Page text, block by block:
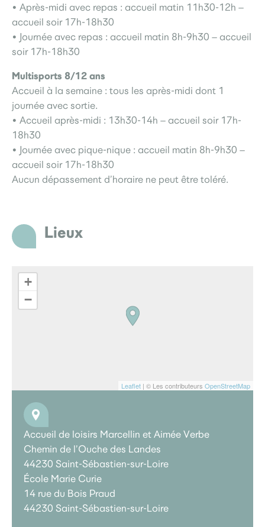
• Après-midi avec repas : accueil matin 11h30-12h –
accueil soir 17h-18h30
• Journée avec repas : accueil matin 8h-9h30 – accueil
soir 17h-18h30
Multisports 8/12 ans
Accueil à la semaine : tous les après-midi dont 1
journée avec sortie.
• Accueil après-midi : 13h30-14h – accueil soir 17h-
18h30
• Journée avec pique-nique : accueil matin 8h-9h30 –
accueil soir 17h-18h30
Aucun dépassement d’horaire ne peut être toléré.
Lieux
Accueil de loisirs Marcellin et Aimée Verbe
Chemin de l’Ouche des Landes
44230 Saint-Sébastien-sur-Loire
École Marie Curie
14 rue du Bois Praud
44230 Saint-Sébastien-sur-Loire
+
−
Leaflet| © Les contributeurs OpenStreetMap